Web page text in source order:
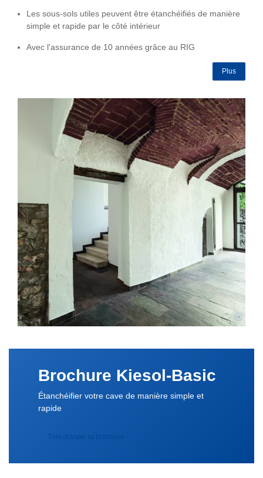
Les sous-sols utiles peuvent être étanchéifiés de manière
simple et rapide par le côté intérieur
Avec l'assurance de 10 années grâce au RIG
Plus
©
Brochure Kiesol-Basic
Étanchéifier votre cave de manière simple et
rapide